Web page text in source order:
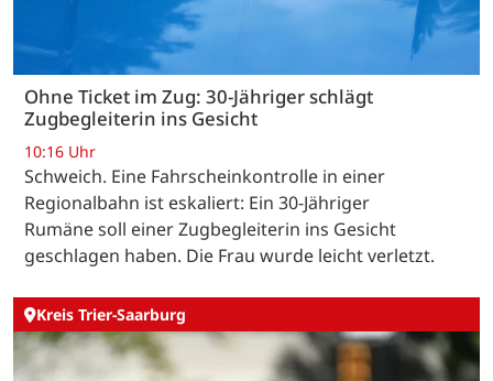
Ohne Ticket im Zug: 30-Jähriger schlägt
Zugbegleiterin ins Gesicht
10:16 Uhr
Schweich. Eine Fahrscheinkontrolle in einer
Regionalbahn ist eskaliert: Ein 30-Jähriger
Rumäne soll einer Zugbegleiterin ins Gesicht
geschlagen haben. Die Frau wurde leicht verletzt.
Kreis Trier-Saarburg